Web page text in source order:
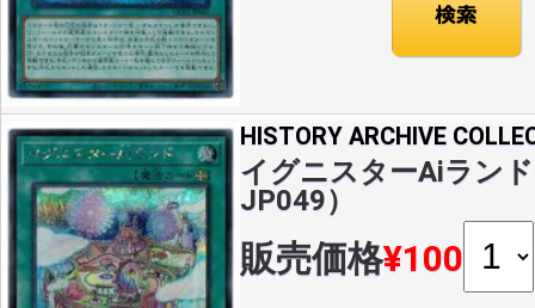
HISTORY ARCHIVE
イグニスターAiラン
JP049）
販売価格¥100